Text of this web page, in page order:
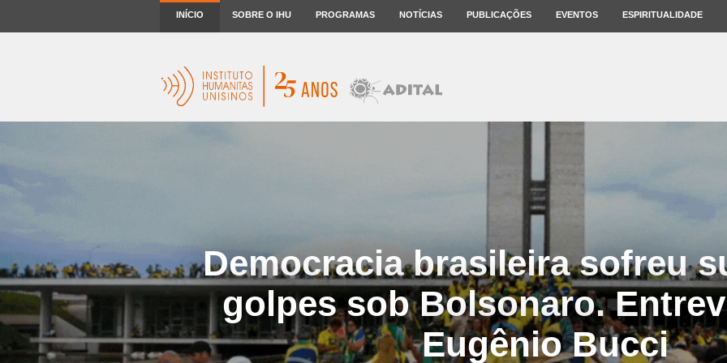
INÍCIO SOBRE O IHU PROGRAMAS NOTÍCIAS PUBLICAÇÕES EVENTOS ESPIRITUALIDADE
Democracia brasileira sofreu
golpes sob Bolsonaro.
Eugênio Bucci